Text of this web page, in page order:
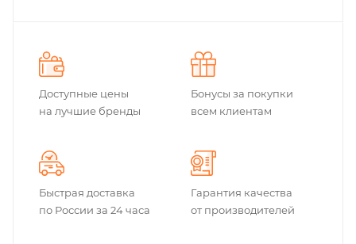
Доступные цены
на лучшие бренды
Бонусы за покупки
всем клиентам
Быстрая доставка
по России за 24 часа
Гарантия качества
от производителей